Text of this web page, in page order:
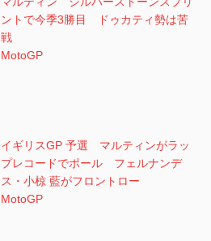
ントで今季3勝目 ドゥカティ勢は苦
戦
MotoGP
イギリスGP 予選 マルティンがラッ
プレコードでポール フェルナンデ
ス・小椋 藍がフロントロー
MotoGP